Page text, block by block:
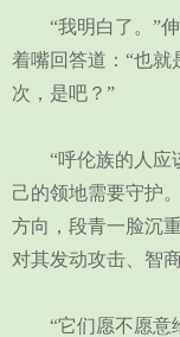
“我明白了。”伸
着嘴回答道：“也就
次，是吧？”
“呼伦族的人应该
己的领地需要守护
方向，段青一脸沉
对其发动攻击、智
“它们愿不愿意